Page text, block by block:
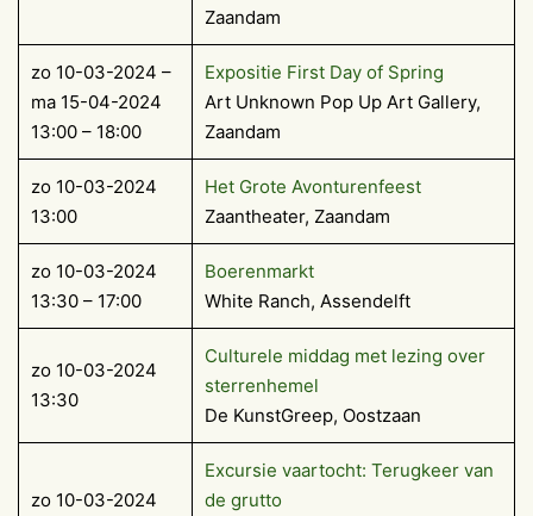
Zaandam
zo 10-03-2024 –
ma 15-04-2024
13:00 – 18:00
Expositie First Day of Spring
Art Unknown Pop Up Art Gallery,
Zaandam
zo 10-03-2024
13:00
Het Grote Avonturenfeest
Zaantheater, Zaandam
zo 10-03-2024
13:30 – 17:00
Boerenmarkt
White Ranch, Assendelft
zo 10-03-2024
13:30
Culturele middag met lezing over
sterrenhemel
De KunstGreep, Oostzaan
zo 10-03-2024
Excursie vaartocht: Terugkeer van
de grutto